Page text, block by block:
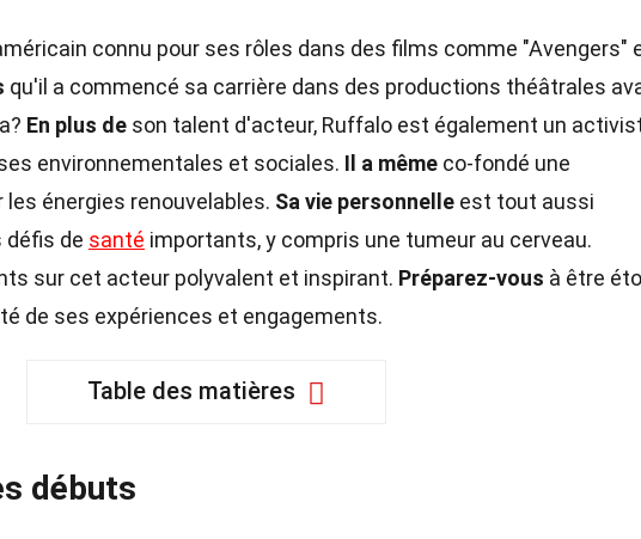
connu pour ses rôles dans des films comme "Avengers"
qu'il a commencé sa carrière dans des productions théâtrales
En plus de son talent d'acteur, Ruffalo est également un
environnementales et sociales. Il a même co-fondé une
énergies renouvelables. Sa vie personnelle est tout aussi
défis de santé importants, y compris une tumeur au cerveau.
sur cet acteur polyvalent et inspirant. Préparez-vous à être
de ses expériences et engagements.
Table des matières
débuts